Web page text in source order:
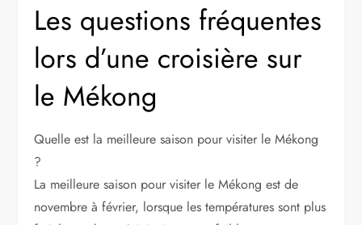
Les questions fréquentes
lors d’une croisière sur
le Mékong
Quelle est la meilleure saison pour visiter le Mékong
?
La meilleure saison pour visiter le Mékong est de
novembre à février, lorsque les températures sont plus